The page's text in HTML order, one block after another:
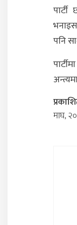
पनि
माघ,